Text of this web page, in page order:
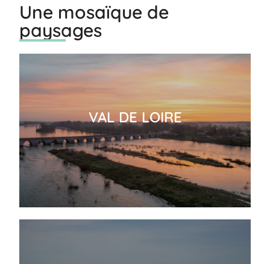
Une mosaïque de
paysages
VAL DE LOIRE